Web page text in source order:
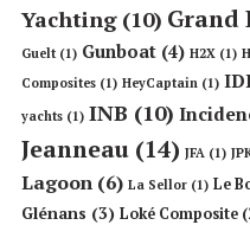
Yachting(10) Grand
Guelt(1) Gunboat (4) H2X (1)
Composites (1) HeyCaptain (1)
yachts (1) INB (10)
Jeanneau (14) JFA (1)
Lagoon (6) La Sellor (1) Le
Glénans (3) Loké Composite